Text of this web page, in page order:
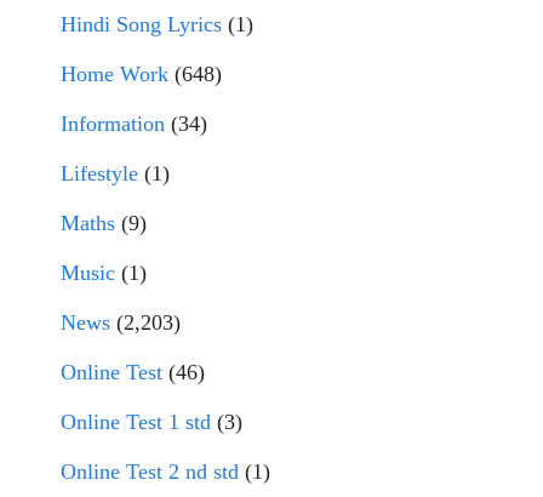
Hindi Song Lyrics (1)
Home Work (648)
Information (34)
Lifestyle (1)
Maths (9)
Music (1)
News (2,203)
Online Test (46)
Online Test 1 std (3)
Online Test 2 nd std (1)